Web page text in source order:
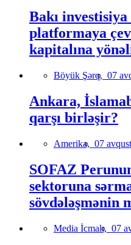
Bakı
platformaya
kapitalına
Böyük Şərq, 07
Ankara,
qarşı birləşir?
Amerika, 07
SOFAZ
sektoruna
sövdələşmənin
Media İcmalı, 07